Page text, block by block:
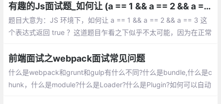
有趣的Js面试题_如何让 (a == 1 && a == 2 && a == 3) 返回 true
题目大意为：JS 环境下，如何让 a == 1 && a == 2 && a == 3 这
个表达式返回 true ？这道题目乍看之下似乎不太可能，因为在正常
变化的。
前端面试之webpack面试常见问题
什么是webpack和grunt和gulp有什么不同?什么是bundle,什么是c
hunk，什么是module?什么是Loader?什么是Plugin?如何可以自动